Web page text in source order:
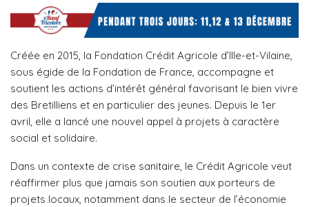
Créée en 2015, la Fondation Crédit Agricole d’Ille-et-Vilaine,
sous égide de la Fondation de France, accompagne et
soutient les actions d’intérêt général favorisant le bien vivre
des Bretilliens et en particulier des jeunes. Depuis le 1er
avril, elle a lancé une nouvel appel à projets à caractère
social et solidaire.
Dans un contexte de crise sanitaire, le Crédit Agricole veut
réaffirmer plus que jamais son soutien aux porteurs de
projets locaux, notamment dans le secteur de l’économie